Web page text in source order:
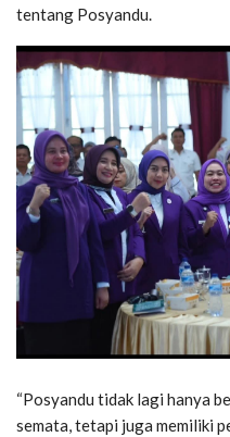
tentang Posyandu.
“Posyandu tidak lagi hanya
semata, tetapi juga memiliki